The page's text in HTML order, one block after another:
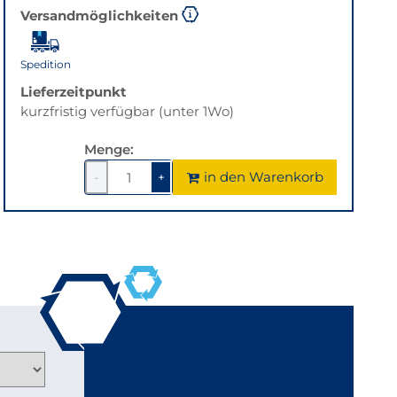
Versandmöglichkeiten
Spedition
Lieferzeitpunkt
kurzfristig verfügbar (unter 1Wo)
Menge:
-
1
um
1
+
1
um
1
in den Warenkorb